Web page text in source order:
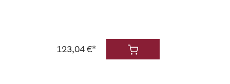
123,04 €*